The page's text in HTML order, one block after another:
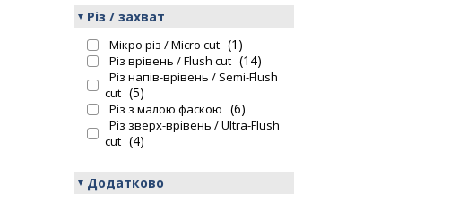
Різ / захват
Мікро різ / Micro cut (1)
Різ врівень / Flush cut (14)
Різ напів-врівень / Semi-Flush
cut (5)
Різ з малою фаскою (6)
Різ зверх-врівень / Ultra-Flush
cut (4)
Додатково